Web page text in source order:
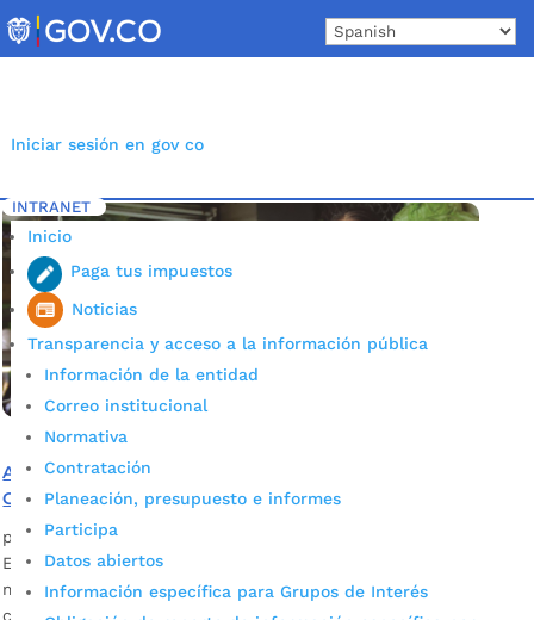
to
content
Iniciar sesión en gov co
INTRANET
Inicio
Paga tus impuestos
Noticias
Transparencia y acceso a la información pública
Información de la entidad
Correo institucional
Normativa
Contratación
Planeación, presupuesto e informes
Participa
Datos abiertos
Información específica para Grupos de Interés
Inicio 5 Etiqueta: Mujer cabeza de familia
Alcaldía e IMEBU lanzaron la línea de crédito de Banca
Ciudadana ‘Empresarias en Acción’
por Alcaldía de Bucaramanga
Esta nueva línea de crédito está diseñada para beneficiar a
mujeres cabeza de familia de Bucaramanga, debido a la
contingencia generada por la Covid-19. Descargar audio: